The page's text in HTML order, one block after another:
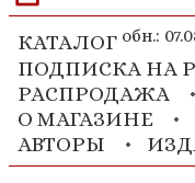
КАТАЛОГ обн.:
ПОДПИСКА НА
РАСПРОДАЖА
О МАГАЗИНЕ
АВТОРЫ